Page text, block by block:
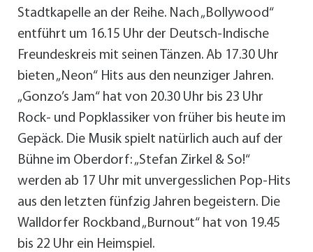
Stadtkapelle an der Reihe. Nach „Bollywood“
entführt um 16.15 Uhr der Deutsch-Indische
Freundeskreis mit seinen Tänzen. Ab 17.30 Uhr
bieten „Neon“ Hits aus den neunziger Jahren.
„Gonzo’s Jam“ hat von 20.30 Uhr bis 23 Uhr
Rock- und Popklassiker von früher bis heute im
Gepäck. Die Musik spielt natürlich auch auf der
Bühne im Oberdorf: „Stefan Zirkel & So!“
werden ab 17 Uhr mit unvergesslichen Pop-Hits
aus den letzten fünfzig Jahren begeistern. Die
Walldorfer Rockband „Burnout“ hat von 19.45
bis 22 Uhr ein Heimspiel.